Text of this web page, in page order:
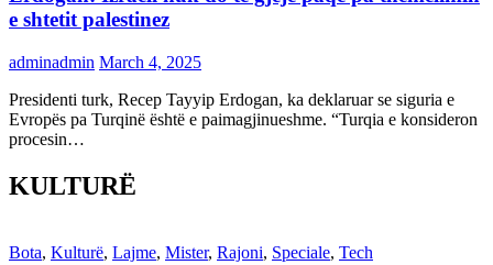
e shtetit palestinez
adminadmin March 4, 2025
Presidenti turk, Recep Tayyip Erdogan, ka deklaruar se siguria e
Evropës pa Turqinë është e paimagjinueshme. “Turqia e konsideron
procesin…
KULTURË
Bota, Kulturë, Lajme, Mister, Rajoni, Speciale, Tech